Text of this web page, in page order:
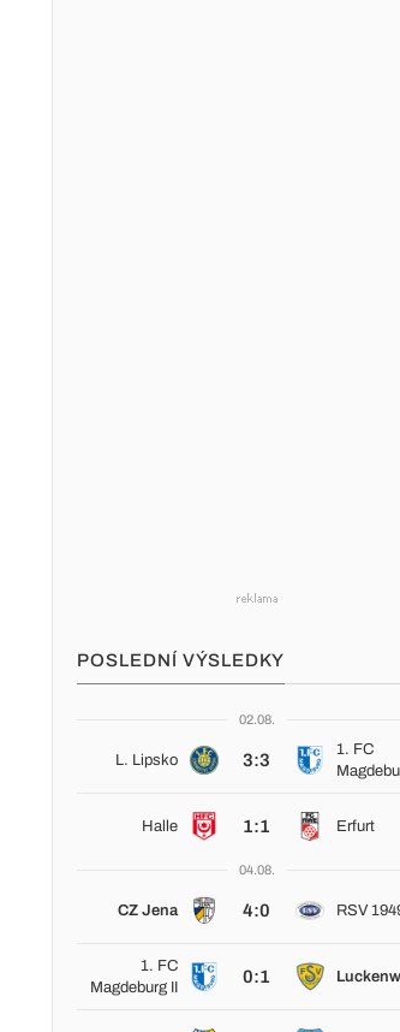
POSLEDNÍ VÝSLEDKY
02.08.
L. Lipsko 3:3
1. FC
Halle 1:1 Erfurt
04.08.
CZ Jena 4:0 RSV
1. FC
Magdeburg II
0:1